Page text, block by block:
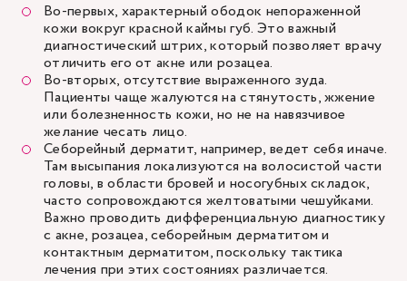
Во-первых, характерный ободок непораженной
кожи вокруг красной каймы губ. Это важный
диагностический штрих, который позволяет врачу
отличить его от акне или розацеа.
Во-вторых, отсутствие выраженного зуда.
Пациенты чаще жалуются на стянутость, жжение
или болезненность кожи, но не на навязчивое
желание чесать лицо.
Себорейный дерматит, например, ведет себя иначе.
Там высыпания локализуются на волосистой части
головы, в области бровей и носогубных складок,
часто сопровождаются желтоватыми чешуйками.
Важно проводить дифференциальную диагностику
с акне, розацеа, себорейным дерматитом и
контактным дерматитом, поскольку тактика
лечения при этих состояниях различается.